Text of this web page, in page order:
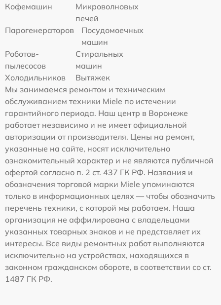
Кофемашин
Микроволновых
печей
Парогенераторов
Посудомоечных
машин
Роботов-
пылесосов
Стиральных
машин
Холодильников
Вытяжек
Мы занимаемся ремонтом и техническим
обслуживанием техники Miele по истечении
гарантийного периода. Наш центр в Воронеже
работает независимо и не имеет официальной
авторизации от производителя. Цены на ремонт,
указанные на сайте, носят исключительно
ознакомительный характер и не являются публичной
офертой согласно п. 2 ст. 437 ГК РФ. Названия и
обозначения торговой марки Miele упоминаются
только в информационных целях — чтобы обозначить
перечень техники, с которой мы работаем. Наша
организация не аффилирована с владельцами
указанных товарных знаков и не представляет их
интересы. Все виды ремонтных работ выполняются
исключительно на устройствах, находящихся в
законном гражданском обороте, в соответствии со ст.
1487 ГК РФ.